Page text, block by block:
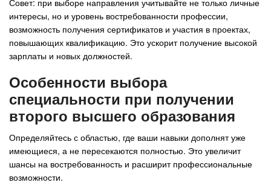
Совет: при выборе направления учитывайте не только личные
интересы, но и уровень востребованности профессии,
возможность получения сертификатов и участия в проектах,
повышающих квалификацию. Это ускорит получение высокой
зарплаты и новых должностей.
Особенности выбора
специальности при получении
второго высшего образования
Определяйтесь с областью, где ваши навыки дополнят уже
имеющиеся, а не пересекаются полностью. Это увеличит
шансы на востребованность и расширит профессиональные
возможности.